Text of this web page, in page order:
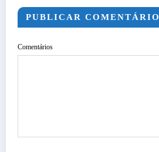
PUBLICAR COMENTÁRIO
Comentários